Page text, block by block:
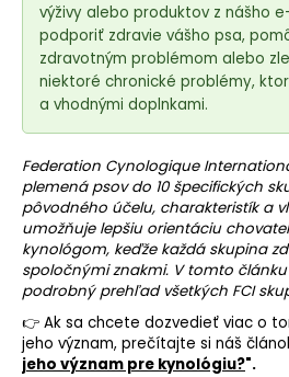
výživy alebo produktov z nášho
podporiť zdravie vášho psa,
zdravotným problémom alebo
niektoré chronické problémy,
a vhodnými doplnkami.
Federation Cynologique
plemená psov do 10 špecifických
pôvodného účelu, charakteristík a
umožňuje lepšiu orientáciu
kynológom, keďže každá skupina
spoločnými znakmi. V tomto
podrobný prehľad všetkých FCI
👉 Ak sa chcete dozvedieť viac o
jeho význam, prečítajte si náš
jeho význam pre kynológiu?".
á
s
ť
?
HĽADAŤ